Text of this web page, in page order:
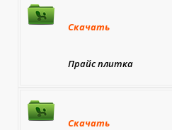
Скачать
Прайс плитка
Скачать